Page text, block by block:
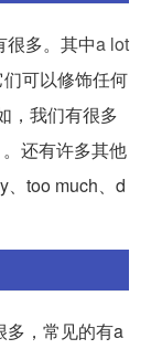
很多。其中a lot
可以修饰任何
，我们有很多
还有许多其他
、too much、d
多，常见的有a